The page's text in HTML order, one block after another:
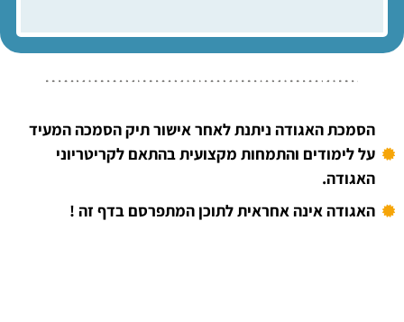
הסמכת האגודה ניתנת לאחר אישור תיק הסמכה המעיד
על לימודים והתמחות מקצועית בהתאם לקריטריוני
האגודה.
האגודה אינה אחראית לתוכן המתפרסם בדף זה !